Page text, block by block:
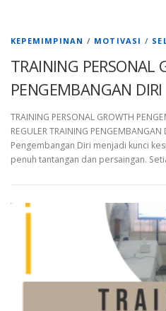
KEPEMIMPINAN / MOTIVASI /
TRAINING PERSONAL
PENGEMBANGAN DIRI
TRAINING PERSONAL GROWTH
REGULER TRAINING
Pengembangan Diri menjadi kunci
penuh tantangan dan persaingan.